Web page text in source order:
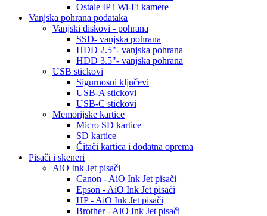
Ostale IP i Wi-Fi kamere
Vanjska pohrana podataka
Vanjski diskovi - pohrana
SSD- vanjska pohrana
HDD 2.5"- vanjska pohrana
HDD 3.5"- vanjska pohrana
USB stickovi
Sigurnosni ključevi
USB-A stickovi
USB-C stickovi
Memorijske kartice
Micro SD kartice
SD kartice
Čitači kartica i dodatna oprema
Pisači i skeneri
AiO Ink Jet pisači
Canon - AiO Ink Jet pisači
Epson - AiO Ink Jet pisači
HP - AiO Ink Jet pisači
Brother - AiO Ink Jet pisači